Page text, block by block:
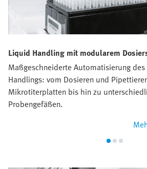
Liquid Handling mit modularem
Maßgeschneiderte Automatisierung
Handlings: vom Dosieren und
Mikrotiterplatten bis hin zu
Probengefäßen.